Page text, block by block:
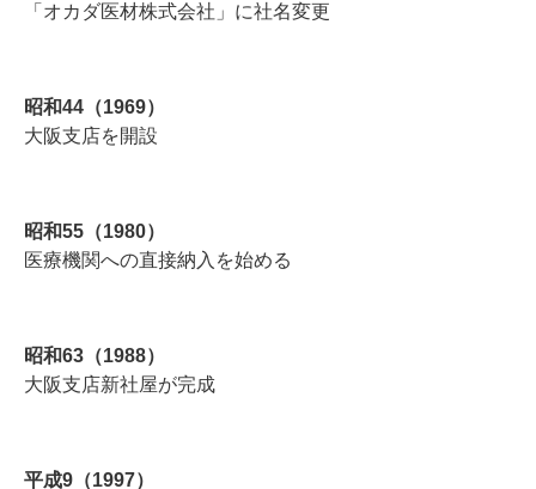
「オカダ医材株式会社」に社名変更
昭和44（1969）
大阪支店を開設
昭和55（1980）
医療機関への直接納入を始める
昭和63（1988）
大阪支店新社屋が完成
平成9（1997）